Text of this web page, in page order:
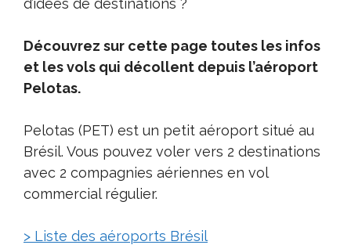
Découvrez sur cette page toutes les infos
et les vols qui décollent depuis l’aéroport
Pelotas.
Pelotas (PET) est un petit aéroport situé au
Brésil. Vous pouvez voler vers 2 destinations
avec 2 compagnies aériennes en vol
commercial régulier.
> Liste des aéroports Brésil